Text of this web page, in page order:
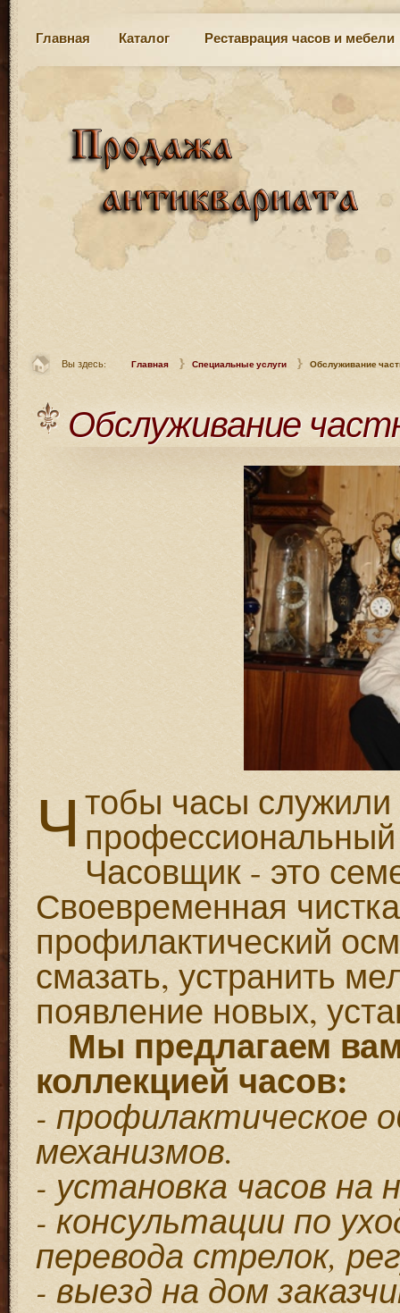
Главная Каталог Реставрация часов и мебели
Вы здесь: Главная Специальные услуги Обслуживание
Обслуживание
Чтобы часы
Часовщик - это
Своевременная
профилактический
смазать, устранить
появление новых,
Мы предлагаем
коллекцией часов:
- профилактическое
механизмов.
- установка часов на
- консультации по
перевода стрелок,
- выезд на дом